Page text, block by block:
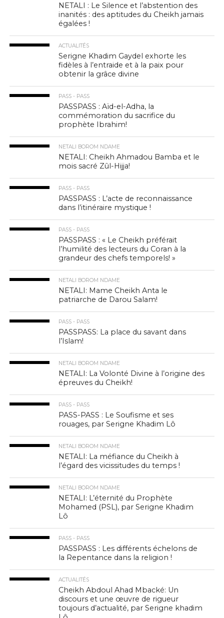
NETALI : Le Silence et l’abstention des
inanités : des aptitudes du Cheikh jamais
égalées !
ACTUALITÉS
Serigne Khadim Gaydel exhorte les
fidèles à l’entraide et à la paix pour
obtenir la grâce divine
PASS - PASS
PASSPASS : Aïd-el-Adha, la
commémoration du sacrifice du
prophète Ibrahim!
NETALI BOROM NDAME
NETALI: Cheikh Ahmadou Bamba et le
mois sacré Zûl-Hijja!
PASS - PASS
PASSPASS : L’acte de reconnaissance
dans l’itinéraire mystique !
PASS - PASS
PASSPASS : « Le Cheikh préférait
l’humilité des lecteurs du Coran à la
grandeur des chefs temporels! »
NETALI BOROM NDAME
NETALI: Mame Cheikh Anta le
patriarche de Darou Salam!
PASS - PASS
PASSPASS: La place du savant dans
l’Islam!
NETALI BOROM NDAME
NETALI: La Volonté Divine à l’origine des
épreuves du Cheikh!
PASS - PASS
PASS-PASS : Le Soufisme et ses
rouages, par Serigne Khadim Lô
NETALI BOROM NDAME
NETALI: La méfiance du Cheikh à
l’égard des vicissitudes du temps !
NETALI BOROM NDAME
NETALI: L’éternité du Prophète
Mohamed (PSL), par Serigne Khadim
Lô
PASS - PASS
PASSPASS : Les différents échelons de
la Repentance dans la religion !
ACTUALITÉS
Cheikh Abdoul Ahad Mbacké: Un
discours et une œuvre de rigueur
toujours d’actualité, par Serigne khadim